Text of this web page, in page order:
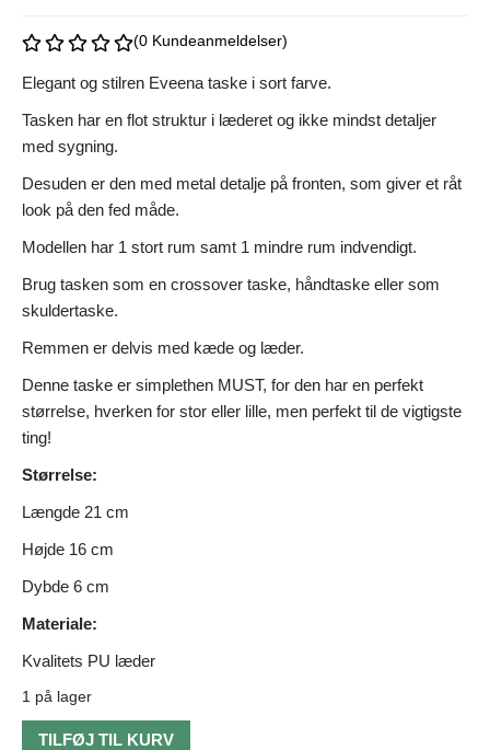
(0 Kundeanmeldelser)
Elegant og stilren Eveena taske i sort farve.
Tasken har en flot struktur i læderet og ikke mindst detaljer
med sygning.
Desuden er den med metal detalje på fronten, som giver et råt
look på den fed måde.
Modellen har 1 stort rum samt 1 mindre rum indvendigt.
Brug tasken som en crossover taske, håndtaske eller som
skuldertaske.
Remmen er delvis med kæde og læder.
Denne taske er simplethen MUST, for den har en perfekt
størrelse, hverken for stor eller lille, men perfekt til de vigtigste
ting!
Størrelse:
Længde 21 cm
Højde 16 cm
Dybde 6 cm
Materiale:
Kvalitets PU læder
1 på lager
TILFØJ TIL KURV